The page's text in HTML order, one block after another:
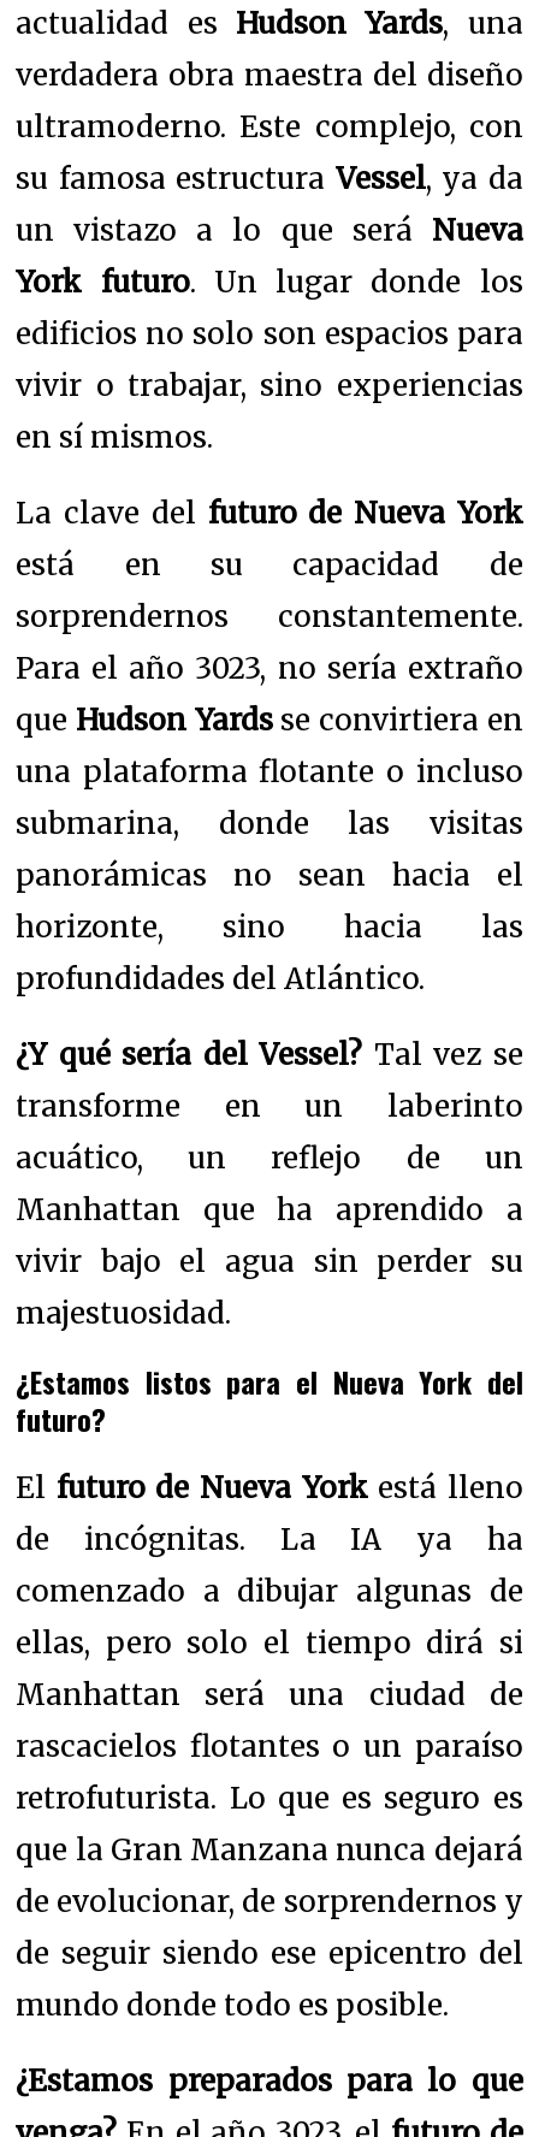
actualidad es Hudson Yards, una
verdadera obra maestra del diseño
ultramoderno. Este complejo, con
su famosa estructura Vessel, ya da
un vistazo a lo que será Nueva
York futuro. Un lugar donde los
edificios no solo son espacios para
vivir o trabajar, sino experiencias
en sí mismos.
La clave del futuro de Nueva York
está en su capacidad de
sorprendernos constantemente.
Para el año 3023, no sería extraño
que Hudson Yardsse convirtiera en
una plataforma flotante o incluso
submarina, donde las visitas
panorámicas no sean hacia el
horizonte, sino hacia las
profundidades del Atlántico.
¿Y qué sería del Vessel? Tal vez se
transforme en un laberinto
acuático, un reflejo de un
Manhattan que ha aprendido a
vivir bajo el agua sin perder su
majestuosidad.
¿Estamos listos para el Nueva York del
futuro?
El futuro de Nueva Yorkestá lleno
de incógnitas. La IA ya ha
comenzado a dibujar algunas de
ellas, pero solo el tiempo dirá si
Manhattan será una ciudad de
rascacielos flotantes o un paraíso
retrofuturista. Lo que es seguro es
que la Gran Manzana nunca dejará
de evolucionar, de sorprendernos y
de seguir siendo ese epicentro del
mundo donde todo es posible.
¿Estamos preparados para lo que